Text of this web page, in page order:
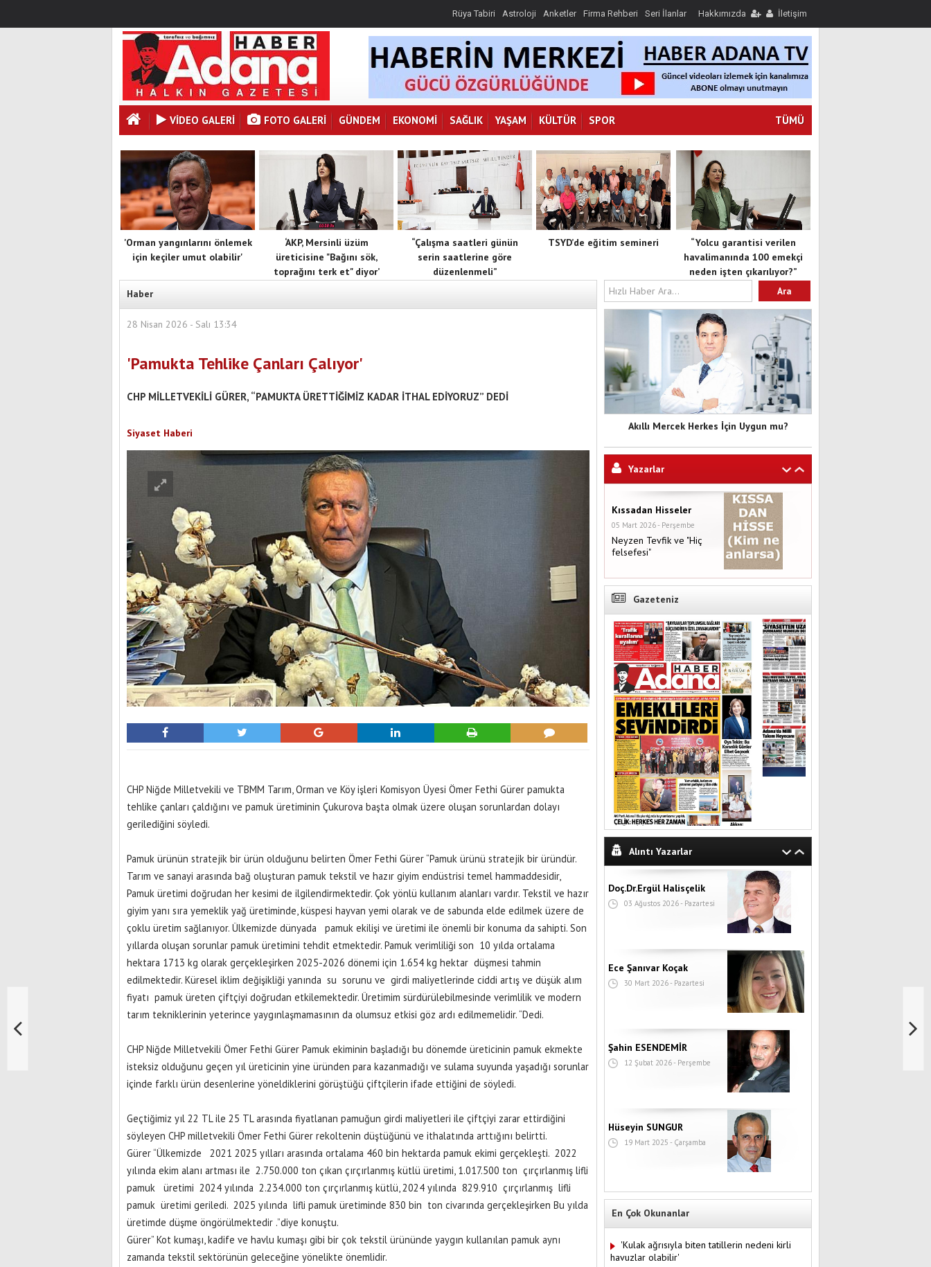
Rüya Tabiri Astroloji Anketler Firma Rehberi Seri İlanlar Hakkımızda İletişim
VİDEO GALERİ FOTO GALERI GÜNDEM EKONOMI SAĞLIK YAŞAM KÜLTÜR SPOR TÜMÜ
'Orman yangınlarını önlemek
için keçiler umut olabilir'
‘AKP, Mersinli üzüm
üreticisine "Bağını sök,
toprağını terk et" diyor’
“Çalışma saatleri günün
serin saatlerine göre
düzenlenmeli”
“Yolcu garantisi verilen
havalimanında 100 emekçi
neden işten çıkarılıyor?”
TSYD’de eğitim semineri
Haber
28 Nisan 2026 - Salı 13:34
'Pamukta Tehlike Çanları Çalıyor'
CHP MİLLETVEKİLİ GÜRER, “PAMUKTA ÜRETTİĞİMİZ KADAR İTHAL EDİYORUZ” DEDİ
Siyaset Haberi
CHP Niğde Milletvekili ve TBMM Tarım, Orman ve Köy işleri Komisyon Üyesi Ömer Fethi Gürer pamukta
tehlike çanları çaldığını ve pamuk üretiminin Çukurova başta olmak üzere oluşan sorunlardan dolayı
gerilediğini söyledi.
Pamuk ürünün stratejik bir ürün olduğunu belirten Ömer Fethi Gürer “Pamuk ürünü stratejik bir üründür.
Tarım ve sanayi arasında bağ oluşturan pamuk tekstil ve hazır giyim endüstrisi temel hammaddesidir,
Pamuk üretimi doğrudan her kesimi de ilgilendirmektedir. Çok yönlü kullanım alanları vardır. Tekstil ve hazır
giyim yanı sıra yemeklik yağ üretiminde, küspesi hayvan yemi olarak ve de sabunda elde edilmek üzere de
çoklu üretim sağlanıyor. Ülkemizde dünyada pamuk ekilişi ve üretimi ile önemli bir konuma da sahipti. Son
yıllarda oluşan sorunlar pamuk üretimini tehdit etmektedir. Pamuk verimliliği son 10 yılda ortalama
hektara 1713 kg olarak gerçekleşirken 2025-2026 dönemi için 1.654 kg hektar düşmesi tahmin
edilmektedir. Küresel iklim değişikliği yanında su sorunu ve girdi maliyetlerinde ciddi artış ve düşük alım
fiyatı pamuk üreten çiftçiyi doğrudan etkilemektedir. Üretimim sürdürülebilmesinde verimlilik ve modern
tarım tekniklerinin yeterince yaygınlaşmamasının da olumsuz etkisi göz ardı edilmemelidir. “Dedi.
CHP Niğde Milletvekili Ömer Fethi Gürer Pamuk ekiminin başladığı bu dönemde üreticinin pamuk ekmekte
isteksiz olduğunu geçen yıl üreticinin yine üründen para kazanmadığı ve sulama suyunda yaşadığı sorunlar
içinde farklı ürün desenlerine yöneldiklerini görüştüğü çiftçilerin ifade ettiğini de söyledi.
Geçtiğimiz yıl 22 TL ile 25 TL arasında fiyatlanan pamuğun girdi maliyetleri ile çiftçiyi zarar ettirdiğini
söyleyen CHP milletvekili Ömer Fethi Gürer rekoltenin düştüğünü ve ithalatında arttığını belirtti.
Gürer “Ülkemizde 2021 2025 yılları arasında ortalama 460 bin hektarda pamuk ekimi gerçekleşti. 2022
yılında ekim alanı artması ile 2.750.000 ton çıkan çırçırlanmış kütlü üretimi, 1.017.500 ton çırçırlanmış lifli
pamuk üretimi 2024 yılında 2.234.000 ton çırçırlanmış kütlü, 2024 yılında 829.910 çırçırlanmış lifli
pamuk üretimi geriledi. 2025 yılında lifli pamuk üretiminde 830 bin ton civarında gerçekleşirken Bu yılda
üretimde düşme öngörülmektedir .”diye konuştu.
Gürer” Kot kumaşı, kadife ve havlu kumaşı gibi bir çok tekstil ürününde yaygın kullanılan pamuk aynı
zamanda tekstil sektörünün geleceğine yönelikte önemlidir.
Akıllı Mercek Herkes İçin Uygun mu?
Yazarlar
Kıssadan Hisseler
05 Mart 2026 - Perşembe
Neyzen Tevfik ve "Hiç
felsefesi"
Gazeteniz
Alıntı Yazarlar
Doç.Dr.Ergül Halisçelik
03 Ağustos 2026 - Pazartesi
Ece Şanıvar Koçak
30 Mart 2026 - Pazartesi
Şahin ESENDEMİR
12 Şubat 2026 - Perşembe
Hüseyin SUNGUR
19 Mart 2025 - Çarşamba
En Çok Okunanlar
'Kulak ağrısıyla biten tatillerin nedeni kirli
havuzlar olabilir'